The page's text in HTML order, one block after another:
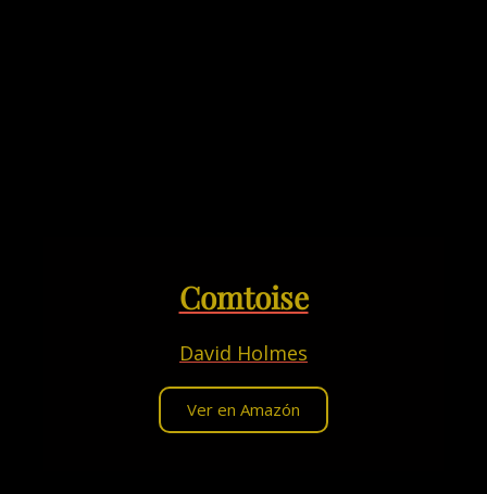
Comtoise
David Holmes
Ver en Amazón